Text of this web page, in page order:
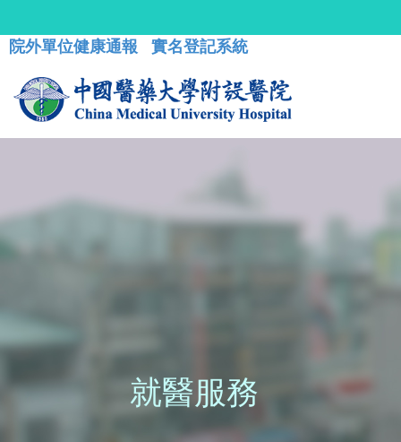
院外單位健康通報 實名登記系統
就醫服務